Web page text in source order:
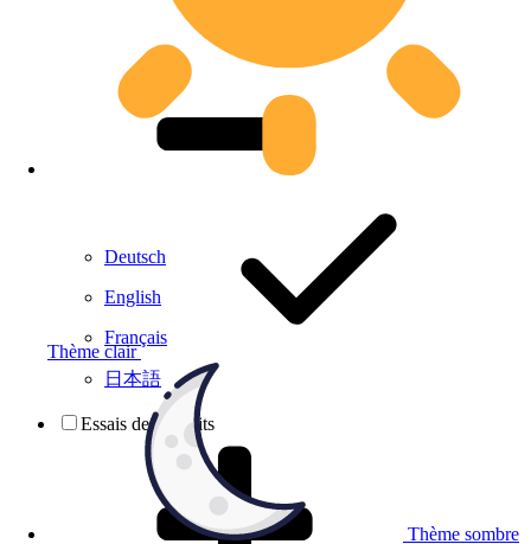
Thème clair
Thème sombre
Deutsch
English
Français
日本語
Essais de produits